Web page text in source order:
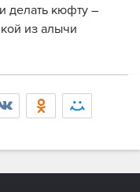
только
делать кюфту –
из алычи